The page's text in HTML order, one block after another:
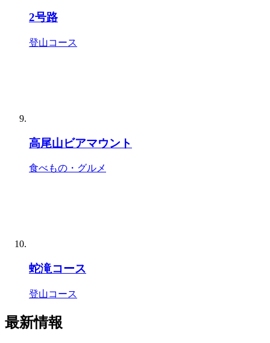
2号路
登山コース
高尾山ビアマウント
食べもの・グルメ
蛇滝コース
登山コース
最新情報